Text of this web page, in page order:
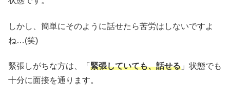
しかし、簡単にそのように話せたら苦労はしないですよ
ね…(笑)
緊張しがちな方は、「 緊張していても、話せる 」状態でも
十分に面接を通ります。